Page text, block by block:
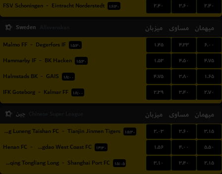
FSV Schoningen - Eintracht Norderstedt ۱۶:۳۰ ۲.۴۰ ۳.۶۰ ۲.۴۰
Sweden میزبان مساوی میهمان
Malmo FF - Degerfors IF ۱۵:۳۰ ۱.۴۵ ۴.۳۳ ۶.۰۰
Hammarby IF - BK Hacken ۱۵:۳۰ ۱.۵۳ ۴.۵۰ ۴.۷۵
Halmstads BK - GAIS ۱۸:۰۰ ۴.۷۵ ۳.۸۰ ۱.۶۵
IFK Goteborg - Kalmar FF ۱۸:۰۰ ۲.۳۹ ۳.۴۰ ۲.۷۰
چین میزبان مساوی میهمان
Shandong Luneng Taishan FC - Tianjin Jinmen Tigers ۱۵:۳۰ ۲.۰۳ ۳.۶۰ ۳.۱۵
Henan FC - Qingdao West Coast FC ۱۴:۳۰ ۱.۵۶ ۴.۰۰ ۵.۵۰
Chongqing Tongliang Long - Shanghai Port FC ۱۵:۰۵ ۳.۱۰ ۳.۴۰ ۲.۱۵